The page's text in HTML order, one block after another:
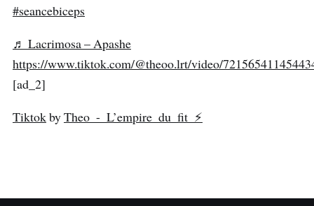
#seancebiceps
♬ Lacrimosa – Apashe
https://www.tiktok.com/@theoo.lrt/video/
[ad_2]
TiktokbyTheo - L’empire du fit ⚡️